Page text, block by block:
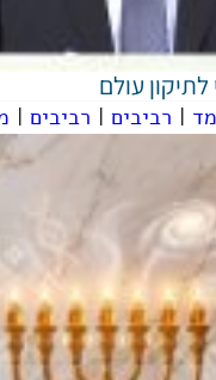
עולם
| רביבים | רביבים |